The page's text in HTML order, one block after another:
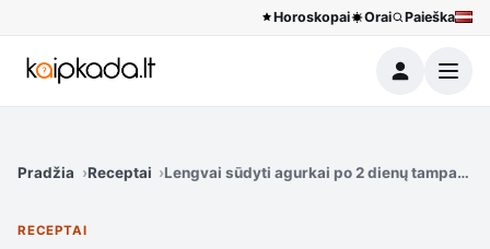
Horoskopai Orai Paieška
Meniu
Pradžia Receptai Lengvai sūdyti agurkai po 2 dienų tampa
RECEPTAI